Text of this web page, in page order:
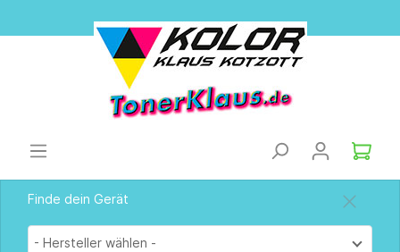
Finde dein Gerät
- Hersteller wählen -